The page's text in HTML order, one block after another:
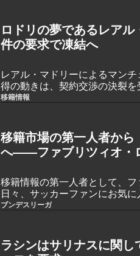
ロドリの夢であるレア
件の要求で凍結へ
レアル・マドリーによるマン
得の動きは、契約交渉の決裂
代表はラ・リーガ復帰に前向き
移籍情報
移籍市場の第一人者か
へ――ファブリツィオ・
移籍情報の第一人者として、
日々、サッカーファンにお気
新ニュースやうわさを届けてい
ブンデスリーガ
ラシンはサリナスに関